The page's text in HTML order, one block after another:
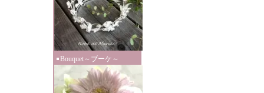
Bouquet～ブーケ～